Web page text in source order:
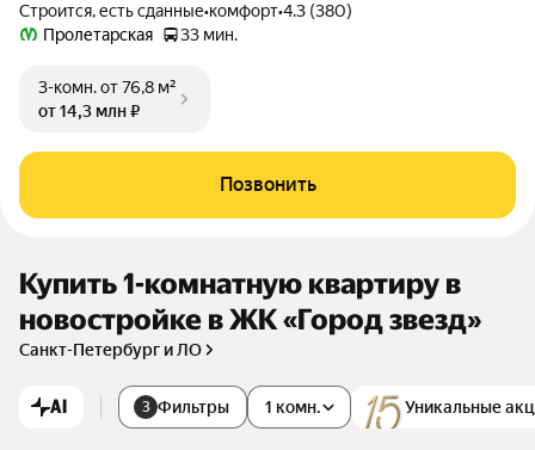
Строится, есть сданные•комфорт•4.3 (380)
Пролетарская
33 мин.
3-комн.от 76,8 м²
от 14,3 млн ₽
Позвонить
Купить 1-комнатную квартиру в
новостройке в ЖК «Город звезд»
Санкт-Петербург и ЛО
AI 3 Фильтры Уникальные
1 комн.